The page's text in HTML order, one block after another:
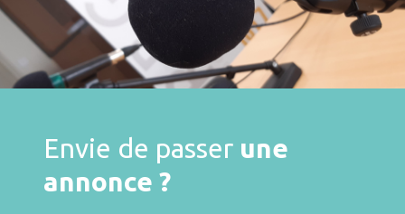
Envie de passer une
annonce ?